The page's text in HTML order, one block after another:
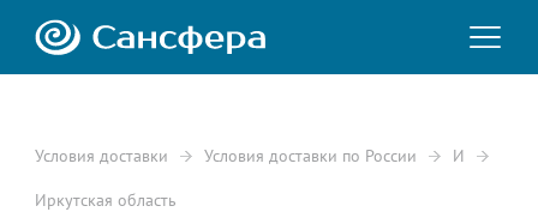
Условия доставки Условия доставки по России И
Иркутская область